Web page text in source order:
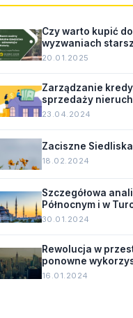
Czy warto kupić
wyzwaniach
20.01.2025
Zarządzanie
sprzedaży
23.04.2024
Zaciszne Siedliska
18.02.2024
Szczegółowa
Północnym i w
30.01.2024
Rewolucja w
ponowne
budynków.
16.01.2024